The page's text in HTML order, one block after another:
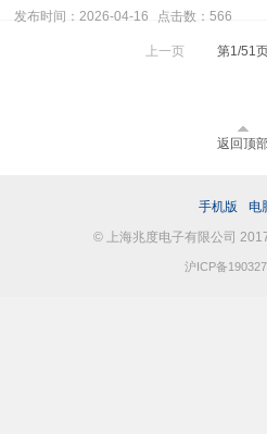
发布时间：2026-04-16 点击数：566
上一页 第1/51
返回顶
手机版
电
© 上海兆度电子有限公司
沪ICP备